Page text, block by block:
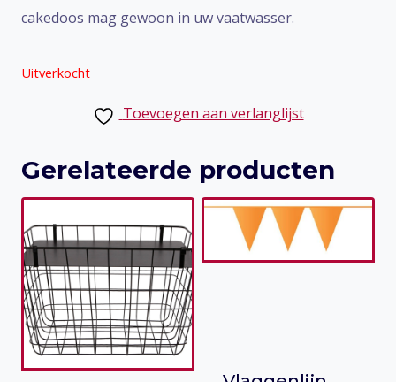
cakedoos mag gewoon in uw vaatwasser.
Uitverkocht
Toevoegen aan verlanglijst
Gerelateerde producten